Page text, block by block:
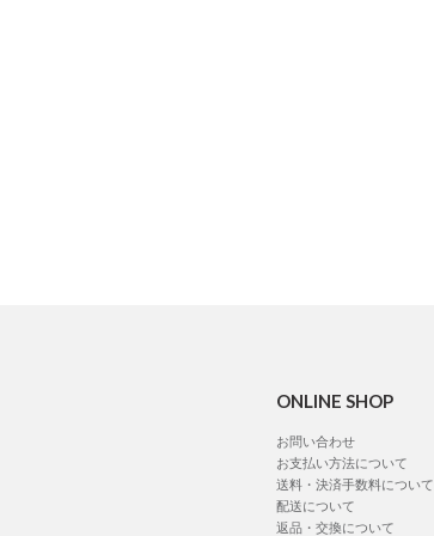
ONLINE SHOP
お問い合わせ
お支払い方法について
送料・決済手数料について
配送について
返品・交換について